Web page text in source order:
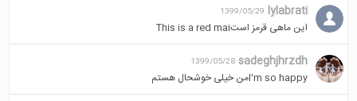
lylabrati
1399/05/29
این ماهی قرمز استThis is a red mai
sadeghjhrzdh
1399/05/28
l'm so happyمن خیلی خوشحال هستم